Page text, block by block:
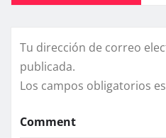
Tu dirección de correo
publicada.
Los campos obligatorios
Comment